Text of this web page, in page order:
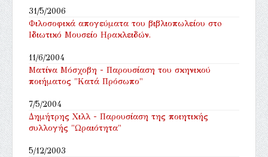
31/5/2006
Φιλοσοφικά απογεύματα του βιβλιοπωλείου στo
Ιδιωτικό Μουσείο Ηρακλειδών.
11/6/2004
Ματίνα Μόσχοβη - Παρουσίαση του σκηνικού
ποιήματος "Κατά Πρόσωπο"
7/5/2004
Δημήτρης Χιλλ - Παρουσίαση της ποιητικής
συλλογής "Ωραιότητα"
5/12/2003